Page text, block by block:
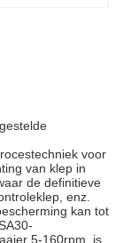
voor
van klep in
de definitieve
enz.
kan tot
5-160rpm, is